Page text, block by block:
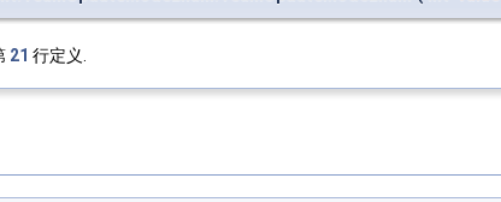
21 行定义.